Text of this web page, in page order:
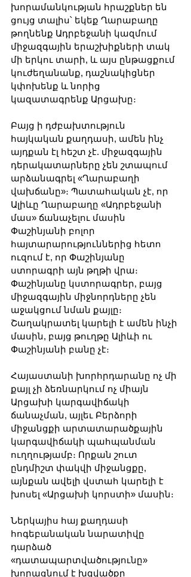
խորամանկության հրաշքներ են
ցույց տալիս՝ եկեք Ղարաբաղը
թողնենք Ադրբեջանի կազմում
միջազգային երաշխիքների տակ
մի երկու տարի, և այս ընթացքում
կուժեղանանք, դաշնակիցներ
կփոխենք և նորից
կազատագրենք Արցախը։
Բայց ի դժբախտություն
հայկական քաղդասի, ամեն ինչ
այդքան էլ հեշտ չէ. միջազգային
դերակատարները չեն շտապում
արձանագրել «Ղարաբաղի
վախճանը»։ Պատահական չէ, որ
Ալիևը Ղարաբաղը «Ադրբեջանի
մաս» ճանաչելու մասին
Փաշինյանի բոլոր
հայտարարություններից հետո
ուզում է, որ Փաշինյանը
ստորագրի այն թղթի վրա։
Փաշինյանը կստորագրեր, բայց
միջազգային միջնորդները չեն
աջակցում նման քայլը։
Շաղակրատել կարելի է ամեն ինչի
մասին, բայց թուղթը Ալիևի ու
Փաշինյանի բանը չէ։
Հայաստանի խորհրդարանը ոչ մի
քայլ չի ձեռնարկում ոչ միայն
Արցախի կարգավիճակի
ճանաչման, այլեւ Բերձորի
միջանցքի արտատարածքային
կարգավիճակի պահպանման
ուղղությամբ։ Որքան շուտ
ընդմիշտ փակվի միջանցքը,
այնքան ավելի վստահ կարելի է
խոսել «Արցախի կորստի» մասին։
Ներկայիս հայ քաղդասի
հոգեբանական նարատիվը
դարձած
«դատապարտվածությունը»
խորացնում է խզվածքը